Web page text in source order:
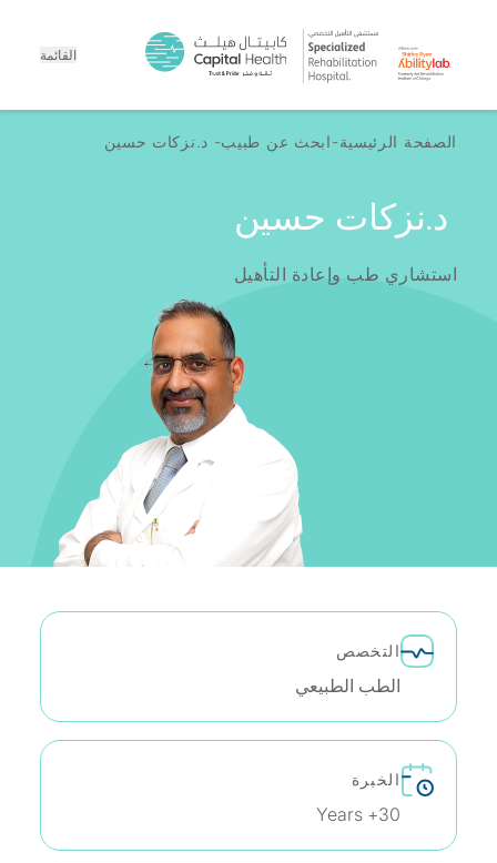
القائمة
الصفحة الرئيسية ابحث عن طبيب د.نزكات حسين
د.نزكات حسين
استشاري طب وإعادة التأهيل
التخصص
الطب الطبيعي
الخبرة
30+ Years